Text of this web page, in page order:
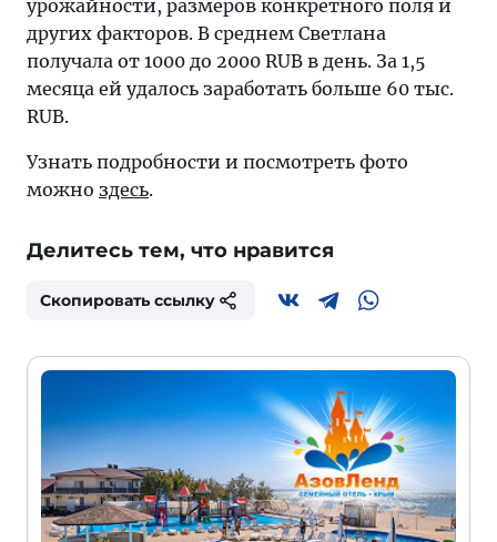
урожайности, размеров конкретного поля и
других факторов. В среднем Светлана
получала от 1000 до 2000 RUB в день. За 1,5
месяца ей удалось заработать больше 60 тыс.
RUB.
Узнать подробности и посмотреть фото
можно здесь.
Делитесь тем, что нравится
Скопировать ссылку